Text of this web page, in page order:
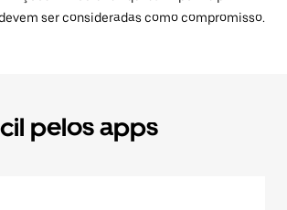
ser consideradas como compromisso.
pelos apps